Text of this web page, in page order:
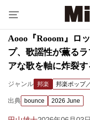
Aooo『Rooom』ロ
プ、歌謡性が薫る
アな歌を軸に炸裂
ジャンル 邦楽 邦楽ポップ
出典 bounce 2026 June